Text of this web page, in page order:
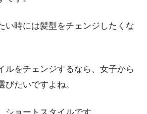
男性のみなさんは、自分の髪の毛の毛先を注意
い時には髪型をチェンジしたくな
ルをチェンジするなら、女子から
びたいですよね。
ョートスタイルです。